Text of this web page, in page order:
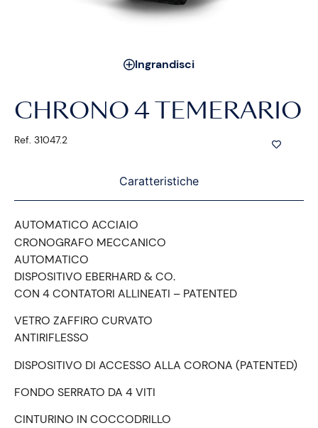
Ingrandisci
CHRONO 4 TEMERARIO
Ref. 31047.2
Caratteristiche
AUTOMATICO ACCIAIO
CRONOGRAFO MECCANICO
AUTOMATICO
DISPOSITIVO EBERHARD & CO.
CON 4 CONTATORI ALLINEATI – PATENTED
VETRO ZAFFIRO CURVATO
ANTIRIFLESSO
DISPOSITIVO DI ACCESSO ALLA CORONA (PATENTED)
FONDO SERRATO DA 4 VITI
CINTURINO IN COCCODRILLO